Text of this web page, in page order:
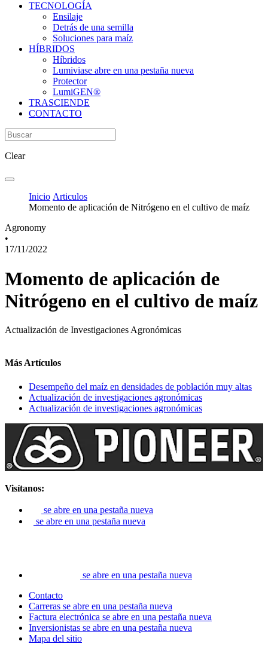
TECNOLOGÍA
Ensilaje
Detrás de una semilla
Soluciones para maíz
HÍBRIDOS
Híbridos
Lumiviase abre en una pestaña nueva
Protector
LumiGEN®
TRASCIENDE
CONTACTO
Clear
Inicio Articulos
Momento de aplicación de Nitrógeno en el cultivo de maíz
Agronomy
•
17/11/2022
Momento de aplicación de
Nitrógeno en el cultivo de maíz
Actualización de Investigaciones Agronómicas
Más Artículos
Desempeño del maíz en densidades de población muy altas
Actualización de investigaciones agronómicas
Actualización de investigaciones agronómicas
Visítanos:
se abre en una pestaña nueva
se abre en una pestaña nueva
se abre en una pestaña nueva
Contacto
Carreras se abre en una pestaña nueva
Factura electrónica se abre en una pestaña nueva
Inversionistas se abre en una pestaña nueva
Mapa del sitio